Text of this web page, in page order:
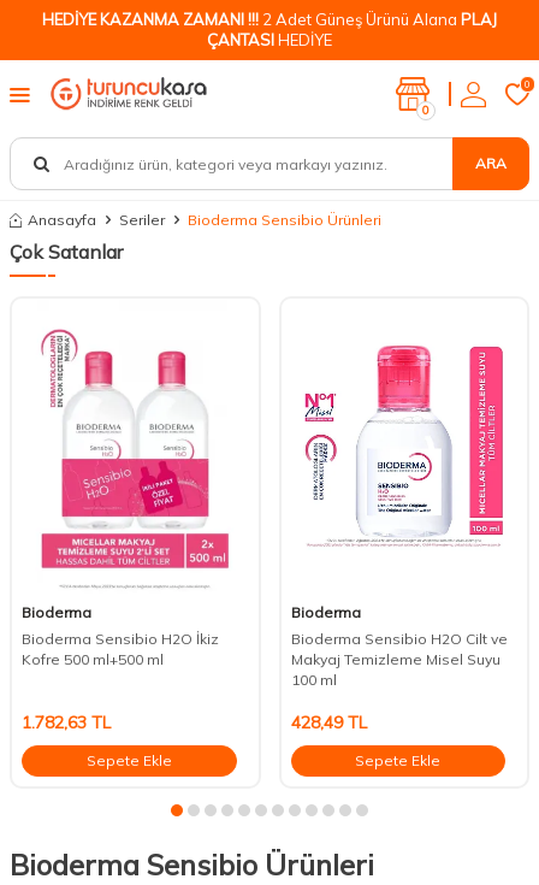
HEDİYE KAZANMA ZAMANI !!! 2 Adet Güneş Ürünü Alana PLAJ
ÇANTASIHEDİYE
ARA
0
0
Anasayfa Seriler Bioderma Sensibio Ürünleri
Çok Satanlar
Bioderma
Bioderma Sensibio H2O İkiz
Kofre 500 ml+500 ml
1.782,63 TL
Sepete Ekle
Bioderma
Bioderma Sensibio H2O Cilt ve
Makyaj Temizleme Misel Suyu
100 ml
428,49TL
Sepete Ekle
Bioderma Sensibio Ürünleri